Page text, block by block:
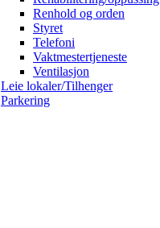
Renhold og orden
Styret
Telefoni
Vaktmestertjeneste
Ventilasjon
Leie lokaler/Tilhenger
Parkering